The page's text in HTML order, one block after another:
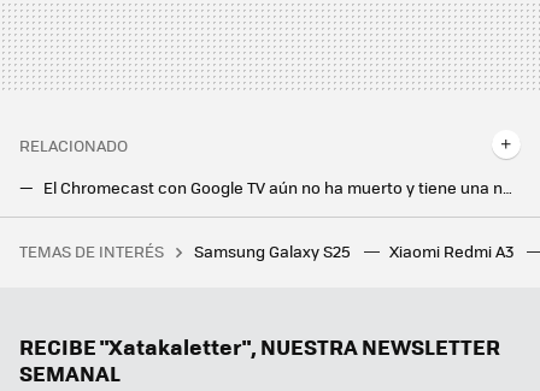
RELACIONADO
El Chromecast con Google TV aún no ha muerto y tiene una nueva actualización disponible
Gemini lleva la IA a los altavoces de Google. Los Google Nest cambian para siempre
RootedCon está dispuesta a llegar al Constitucional si tiene que hacerlo: "LaLiga ha hackeado la ley" con los bloqueos de IPs
TEMAS DE INTERÉS Samsung Galaxy S25 Xiaomi Redmi A3
RECIBE "Xatakaletter", NUESTRA NEWSLETTER
SEMANAL